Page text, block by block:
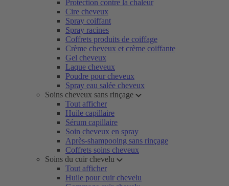
Protection contre la chaleur
Cire cheveux
Spray coiffant
Spray racines
Coffrets produits de coiffage
Crème cheveux et crème coiffante
Gel cheveux
Laque cheveux
Poudre pour cheveux
Spray eau salée cheveux
Soins cheveux sans rinçage
Tout afficher
Huile capillaire
Sérum capillaire
Soin cheveux en spray
Après-shampooing sans rinçage
Coffrets soins cheveux
Soins du cuir chevelu
Tout afficher
Huile pour cuir chevelu